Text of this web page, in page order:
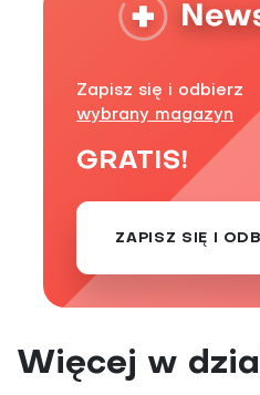
Zapisz się i odbierz
wybrany magazyn
GRATIS!
ZAPISZ SIĘ I
Więcej w